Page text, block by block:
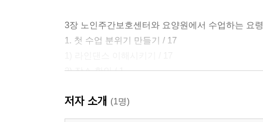
3장 노인주간보호센터와 요양원에서 수업하는 요
1. 첫 수업 분위기 만들기 / 17
2) 장소 확인 / 1
4) 복장 / 10
5) 스트레칭 / 19
저자 소개 (1명)